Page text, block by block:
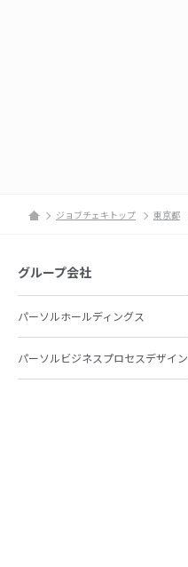
ジョブチェキトップ 東京都
グループ会社
パーソルホールディングス
パーソルビジネスプロセスデザイン